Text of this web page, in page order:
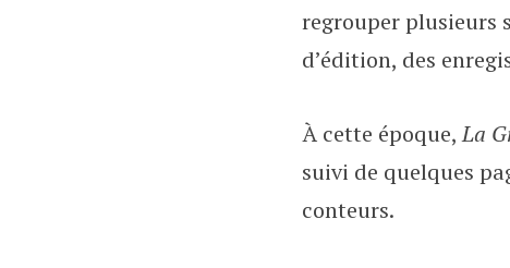
regrouper plusieurs
d’édition, des
À cette époque,La
suivi de quelques
conteurs.